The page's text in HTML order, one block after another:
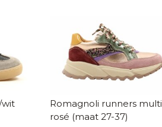
Romagnoli runners multi
rosé (maat 27-37)